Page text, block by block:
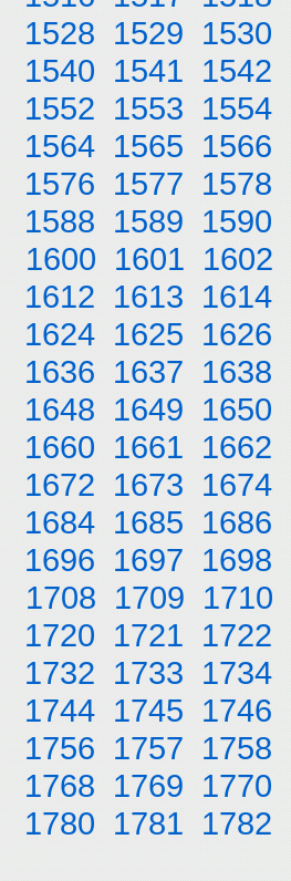
1528 1529 1530
1540 1541 1542
1552 1553 1554
1564 1565 1566
1576 1577 1578
1588 1589 1590
1600 1601 1602
1612 1613 1614
1624 1625 1626
1636 1637 1638
1648 1649 1650
1660 1661 1662
1672 1673 1674
1684 1685 1686
1696 1697 1698
1708 1709 1710
1720 1721 1722
1732 1733 1734
1744 1745 1746
1756 1757 1758
1768 1769 1770
1780 1781 1782